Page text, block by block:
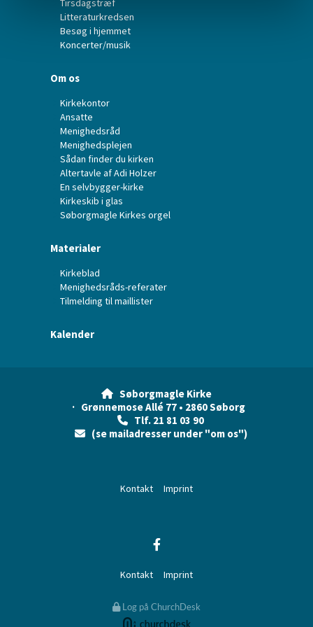
Litteraturkredsen
Besøg i hjemmet
Koncerter/musik
Om os
Kirkekontor
Ansatte
Menighedsråd
Menighedsplejen
Sådan finder du kirken
Altertavle af Adi Holzer
En selvbygger-kirke
Kirkeskib i glas
Søborgmagle Kirkes orgel
Materialer
Kirkeblad
Menighedsråds-referater
Tilmelding til maillister
Kalender
 Søborgmagle Kirke
· Grønnemose Allé 77 • 2860 Søborg
 Tlf. 21 81 03 90
(se mailadresser under "om os")
Kontakt Imprint
Kontakt Imprint
Log på ChurchDesk